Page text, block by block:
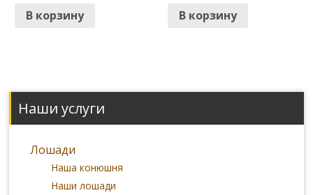
В корзину В корзину
Наши услуги
Лошади
Наша конюшня
Наши лошади